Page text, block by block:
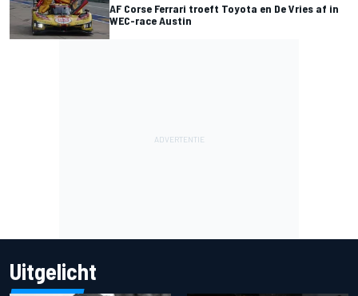
AF Corse Ferrari troeft Toyota en De Vries af in
WEC-race Austin
Uitgelicht